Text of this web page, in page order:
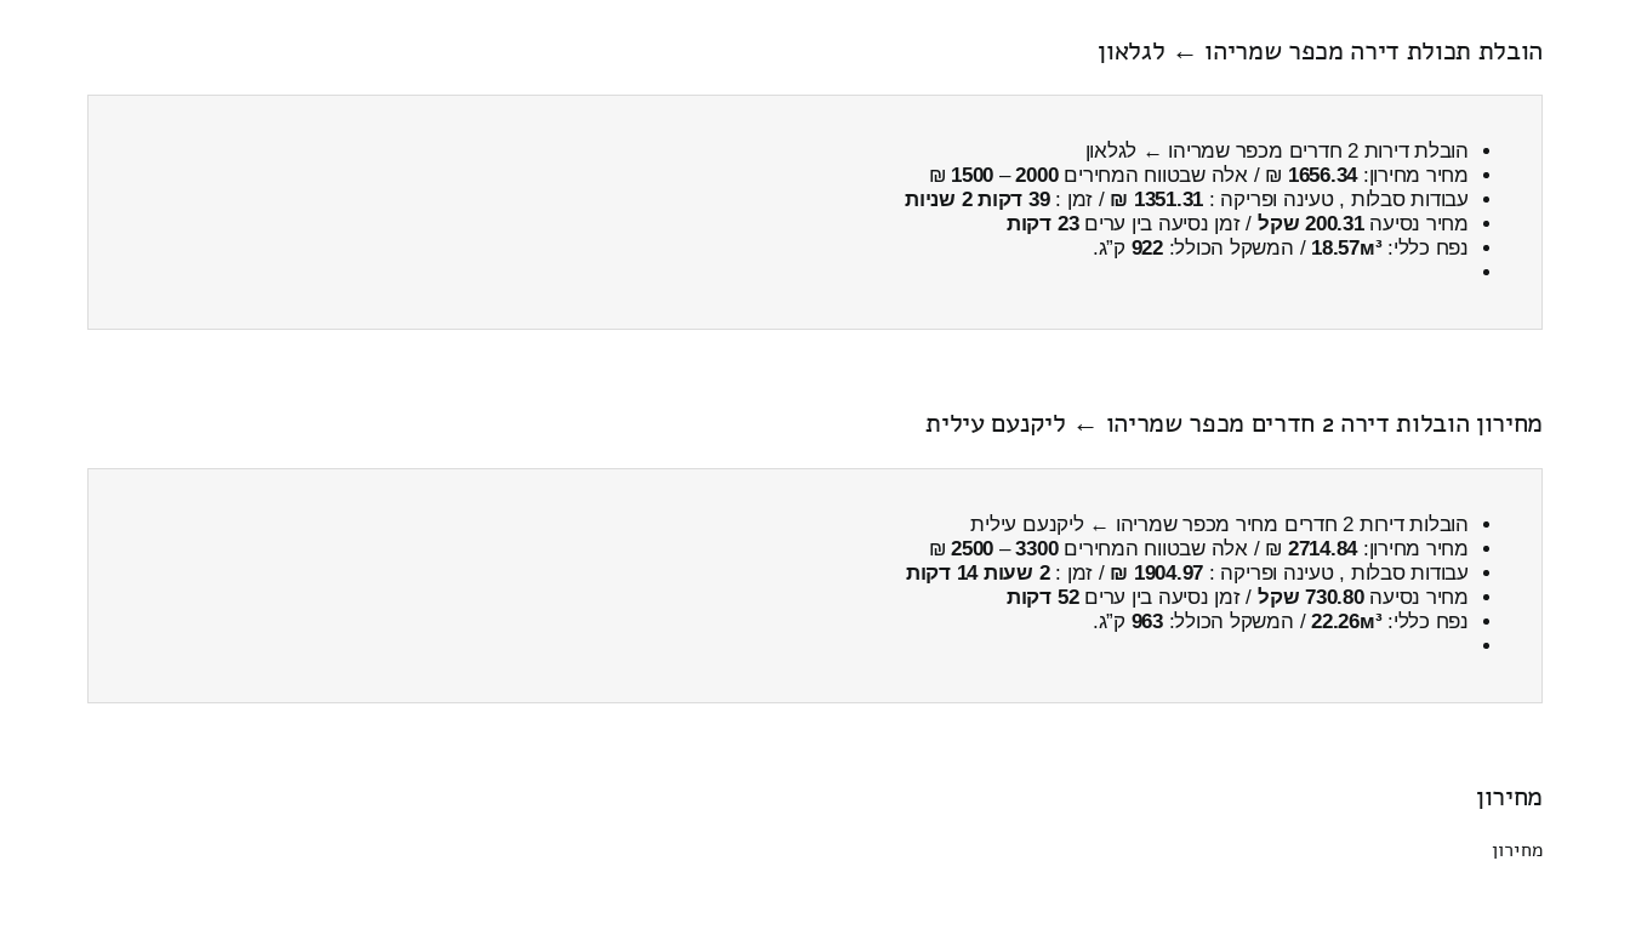
הובלת תכולת דירה מכפר שמריהו ← לגלאון
הובלת דירות 2 חדרים מכפר שמריהו ← לגלאון
מחיר מחירון:1656.34 ₪ / אלה שבטווח המחירים2000
–
1500
₪
עבודות סבלות , טעינה ופריקה : 1351.31 ₪ / זמן :39 דקות 2 שניות
מחיר נסיעה200.31 שקל / זמן נסיעה בין ערים23 דקות
נפח כללי:18.57м³ / המשקל הכולל:922 ק”ג.
מחירון הובלות דירה 2 חדרים מכפר שמריהו ← ליקנעם עילית
הובלות דירות 2 חדרים מחיר מכפר שמריהו ← ליקנעם עילית
מחיר מחירון:2714.84 ₪ / אלה שבטווח המחירים3300
–
2500
₪
עבודות סבלות , טעינה ופריקה : 1904.97 ₪ / זמן :2 שעות 14 דקות
מחיר נסיעה730.80 שקל / זמן נסיעה בין ערים52 דקות
נפח כללי:22.26м³/ המשקל הכולל:963 ק”ג.
מחירון
מחירון